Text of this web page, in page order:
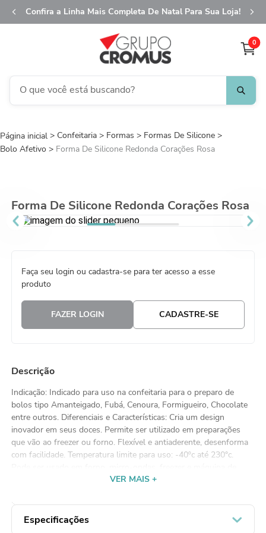
Confira a Linha Mais Completa De Natal Para Sua Loja!
0
O que você está buscando?
Confeitaria Formas
Formas De Silicone
Bolo Afetivo
Forma De Silicone Redonda Corações Rosa
Forma De Silicone Redonda Corações Rosa
Faça seu login ou cadastra-se para ter acesso a esse
produto
FAZER LOGIN CADASTRE-SE
Descrição
Indicação: Indicado para uso na confeitaria para o preparo de
bolos tipo Amanteigado, Fubá, Cenoura, Formigueiro, Chocolate
entre outros. Diferenciais e Características: Cria um design
inovador em seus doces. Permite ser utilizado em preparações
que vão ao freezer ou forno. Flexível e antiaderente, desenforma
com facilidade. Temperatura limite para uso: -40ºc até 230°c.
lavar louça. Modo de Usar: No momento que colocar o produto
Não deixe o molde secar no cozimento. Se não preencher todas
as cavidades com o preparo, preencha as restantes com água.
VER MAIS +
Especificações
1º
fita aramada
saco transparente
5º
9º
vela